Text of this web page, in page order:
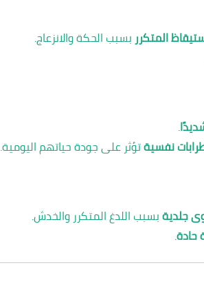
المتكرر بسبب الحكة والانزعاج.
.
نفسيةتؤثر على جودة حياتهم اليومية.
جلديةبسبب اللدغ المتكرر والخدش.
حادة.